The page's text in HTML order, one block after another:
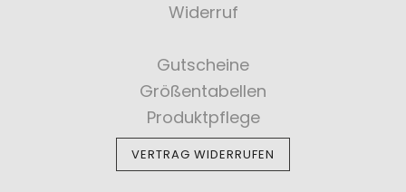
Widerruf
Gutscheine
Größentabellen
Produktpflege
VERTRAG WIDERRUFEN